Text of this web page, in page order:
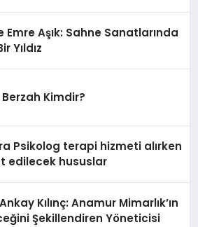
Emre Aşık: Sahne Sanatlarında
Yıldız
Kimdir?
Psikolog terapi hizmeti alırken
edilecek hususlar
Kılınç: Anamur Mimarlık’ın
Şekillendiren Yöneticisi